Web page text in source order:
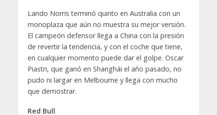
Lando Norris terminó quinto en Australia con un
monoplaza que aún no muestra su mejor versión.
El campeón defensor llega a China con la presión
de revertir la tendencia, y con el coche que tiene,
en cualquier momento puede dar el golpe. Oscar
Piastri, que ganó en Shanghái el año pasado, no
pudo ni largar en Melbourne y llega con mucho
que demostrar.
Red Bull